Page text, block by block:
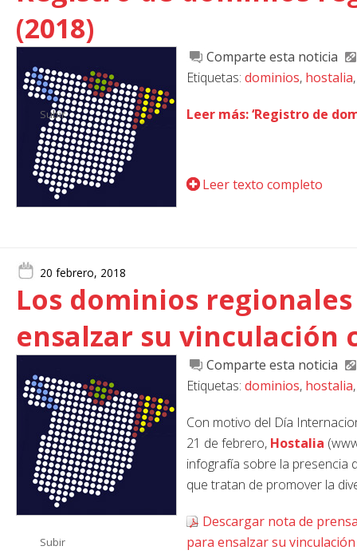
(2018)
Comparte esta noticia
Etiquetas: dominios, hostalia
Leer más: ‘Registro de
Leer texto completo
Subir
20 febrero, 2018
Los dominios
ensalzar su
Comparte esta noticia
Etiquetas: dominios, hostalia
Con motivo del Día
21 de febrero, Hostalia
infografía sobre la presencia
que tratan de promover la
Descargar nota de
para ensalzar su
Subir